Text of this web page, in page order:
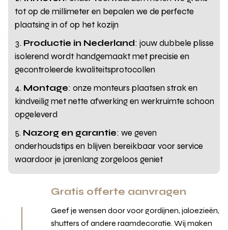
tot op de millimeter en bepalen we de perfecte
plaatsing in of op het kozijn
Productie in Nederland: jouw dubbele plisse
isolerend wordt handgemaakt met precisie en
gecontroleerde kwaliteitsprotocollen
Montage: onze monteurs plaatsen strak en
kindveilig met nette afwerking en werkruimte schoon
opgeleverd
Nazorg en garantie: we geven
onderhoudstips en blijven bereikbaar voor service
waardoor je jarenlang zorgeloos geniet
Gratis offerte aanvragen
Geef je wensen door voor gordijnen, jaloezieën,
shutters of andere raamdecoratie. Wij maken